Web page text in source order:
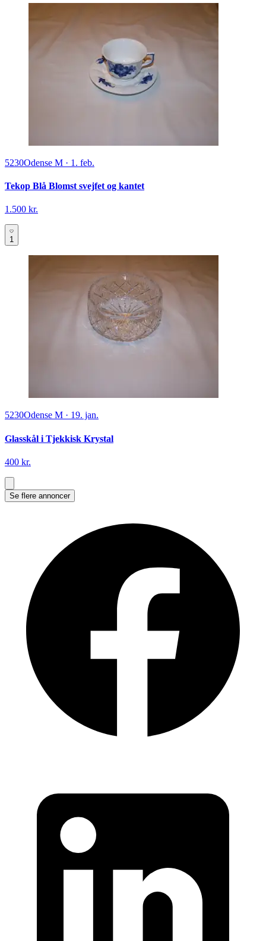
5230Odense M · 1. feb.
Tekop Blå Blomst svejfet og kantet
1.500 kr.
1
5230Odense M · 19. jan.
Glasskål i Tjekkisk Krystal
400 kr.
Se flere annoncer